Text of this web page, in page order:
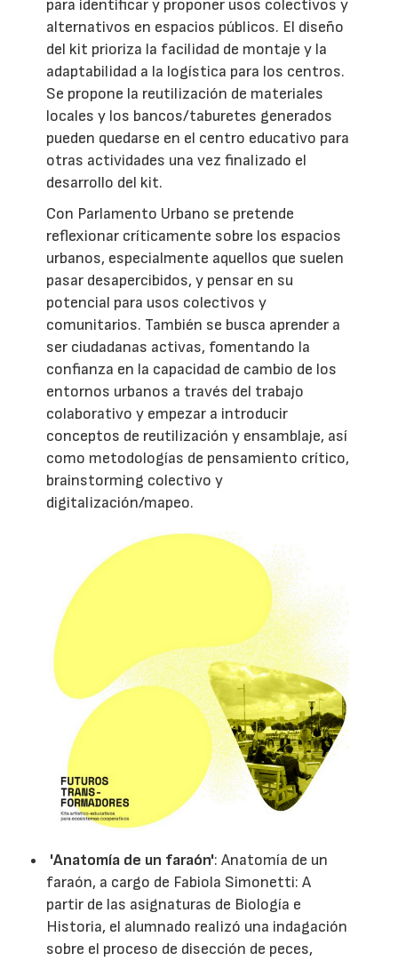
para identificar y proponer usos colectivos y
alternativos en espacios públicos. El diseño
del kit prioriza la facilidad de montaje y la
adaptabilidad a la logística para los centros.
Se propone la reutilización de materiales
locales y los bancos/taburetes generados
pueden quedarse en el centro educativo para
otras actividades una vez finalizado el
desarrollo del kit.
Con Parlamento Urbano se pretende
reflexionar críticamente sobre los espacios
urbanos, especialmente aquellos que suelen
pasar desapercibidos, y pensar en su
potencial para usos colectivos y
comunitarios. También se busca aprender a
ser ciudadanas activas, fomentando la
confianza en la capacidad de cambio de los
entornos urbanos a través del trabajo
colaborativo y empezar a introducir
conceptos de reutilización y ensamblaje, así
como metodologías de pensamiento crítico,
brainstorming colectivo y
digitalización/mapeo.
'Anatomía de un faraón': Anatomía de un
faraón, a cargo de Fabiola Simonetti: A
partir de las asignaturas de Biología e
Historia, el alumnado realizó una indagación
sobre el proceso de disección de peces,